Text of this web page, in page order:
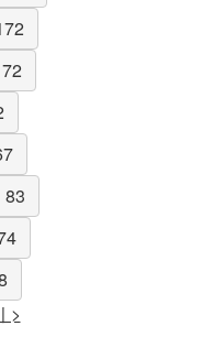
83
>